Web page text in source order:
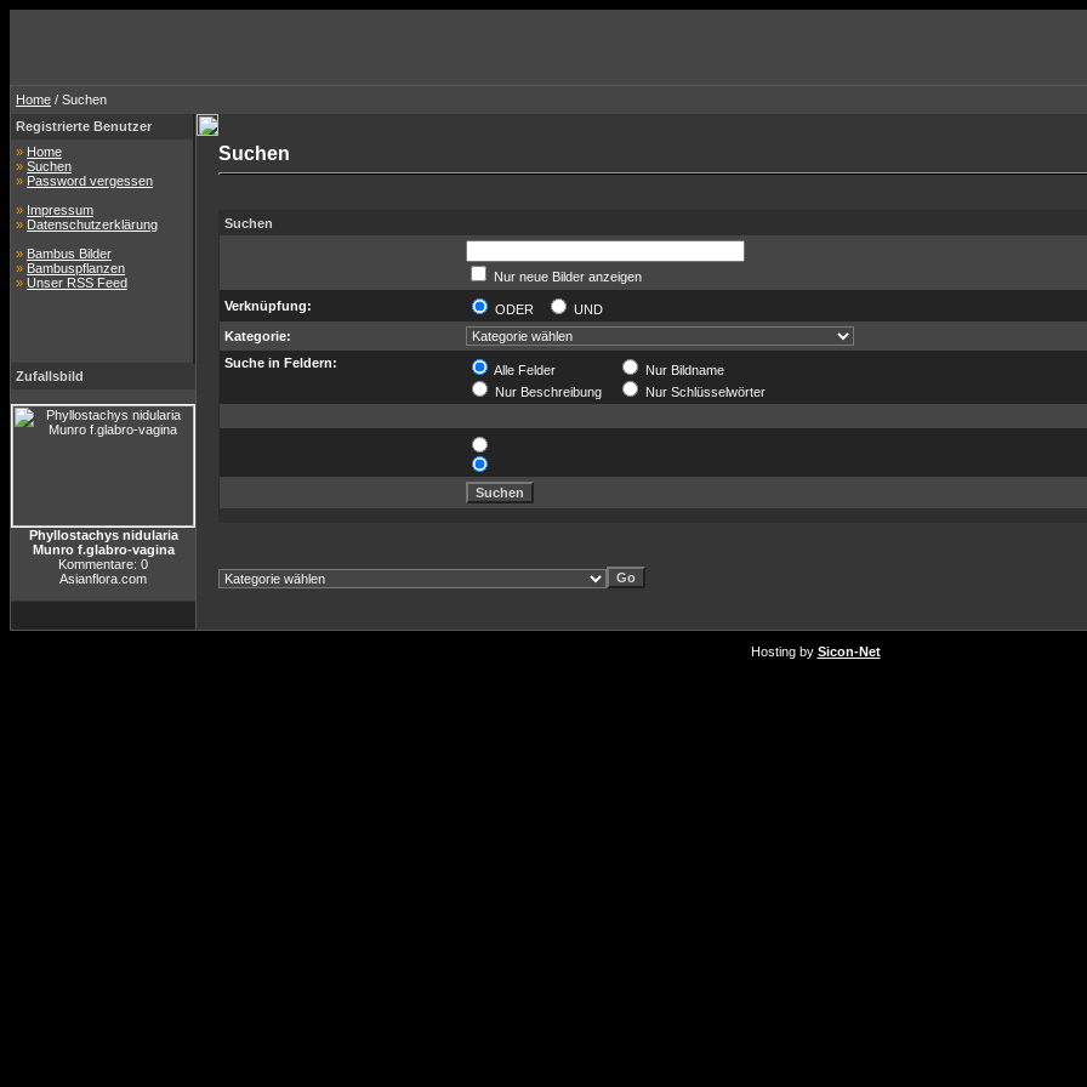
Home / Suchen
Registrierte Benutzer
» Home
» Suchen
» Password vergessen
» Impressum
» Datenschutzerklärung
» Bambus Bilder
» Bambuspflanzen
» Unser RSS Feed
Zufallsbild
Phyllostachys nidularia
Munro f.glabro-vagina
Kommentare: 0
Asianflora.com
Suchen
Suchen
Nur neue Bilder anzeigen
Verknüpfung:
ODER
UND
Kategorie:
Suche in Feldern:
Alle Felder
Nur Bildname
Nur Beschreibung
Nur Schlüsselwörter
Hosting by Sicon-Net